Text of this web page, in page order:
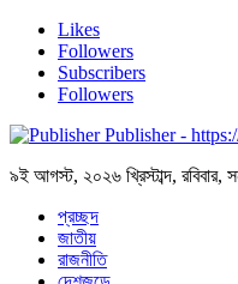
Likes
Followers
Subscribers
Followers
Publisher -
৯ই আগস্ট, ২০২৬ খ্রিস্টাব্দ, রবিবার,
প্রচ্ছদ
জাতীয়
রাজনীতি